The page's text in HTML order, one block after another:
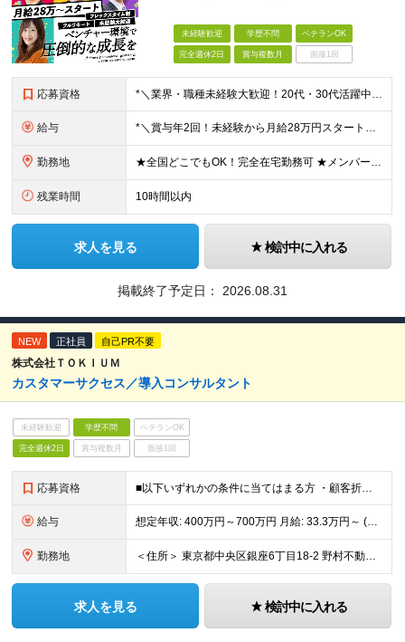
未経験歓迎 学歴不問 ベテランOK
完全週休2日 賞与複数月 面接1回
応募資格 *＼業界・職種未経験大歓迎！20代・30代活躍中／* ◆学歴不問 ◆第二新卒OK ≪こんな人にはピッタリです♪≫ ・何かしらの営業経験をお持ちの方 ・自ら目標を立てて、セルフコントロールを楽しめる
給与 *＼賞与年2回！未経験から月給28万円スタート／* ★昇給年12回あり！随時昇給のチャンス ◆月給28万～40万円＋賞与年2回＋各種インセンティブ ※経験・スキルを考慮の上、決定します ※試用期間
勤務地 ★全国どこでもOK！完全在宅勤務可 ★メンバーは北海道・新潟・茨城・東京・静岡・愛知・兵庫・福岡など、全国様々な地域にて活躍中です♪ 【本社】 東京都渋谷区恵比寿1-13-1鈴木ビル3F (変更の
残業時間 10時間以内
求人を見る 検討中に入れる
掲載終了予定日： 2026.08.31
NEW 正社員 自己PR不要
株式会社ＴＯＫＩＵＭ
カスタマーサクセス／導入コンサルタント
未経験歓迎 学歴不問 ベテランOK
完全週休2日 賞与複数月 面接1回
応募資格 ■以下いずれかの条件に当てはまる方 ・顧客折衝経験（2年以上）をお持ちの方 ※プリセールス／プロジェクトマネジャー／カスタマーサクセス／セールスなど ・自社のシステム導入・運用に関わったご経験がある
給与 想定年収: 400万円～700万円 月給: 33.3万円～ (固定残業手当 7.8万円～ 含む) ※上記月給には、所定労働時間外、法定時間外、 および法定休日労働40時間分の固定残業手当が含まれます
勤務地 ＜住所＞ 東京都中央区銀座6丁目18-2 野村不動産 銀座ビル12F ※原則、勤務地は東京本社。配置転換により当社拠点全般に異動の可能性があります。 （上記を除く当社関連勤務地）
求人を見る 検討中に入れる